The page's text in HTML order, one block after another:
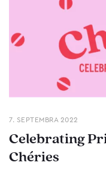
7. SEPTEMBRA 2022
Celebrating
Chéries